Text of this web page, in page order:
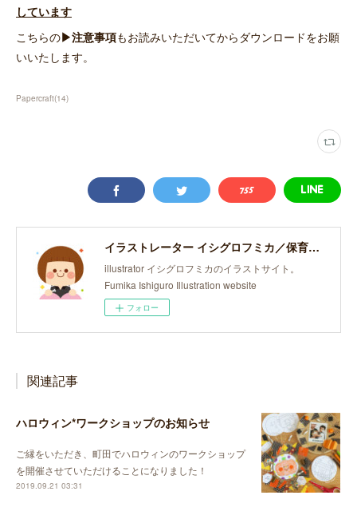
しています
こちらの▶注意事項もお読みいただいてからダウンロードをお願
いいたします。
Papercraft(14)
イラストレーター イシグロフミカ／保育・子どものイラスト
illustrator イシグロフミカのイラストサイト。
Fumika Ishiguro Illustration website
フォロー
関連記事
ハロウィン*ワークショップのお知らせ
ご縁をいただき、町田でハロウィンのワークショップ
を開催させていただけることになりました！
2019.09.21 03:31